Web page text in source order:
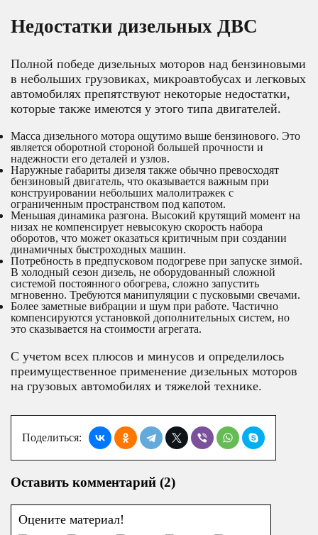
Недостатки дизельных ДВС
Полной победе дизельных моторов над бензиновыми
в небольших грузовиках, микроавтобусах и легковых
автомобилях препятствуют некоторые недостатки,
которые также имеются у этого типа двигателей.
Масса дизельного мотора ощутимо выше бензинового. Это
является оборотной стороной большей прочности и
надежности его деталей и узлов.
Наружные габариты дизеля также обычно превосходят
бензиновый двигатель, что оказывается важным при
конструировании небольших малолитражек с
ограниченным пространством под капотом.
Меньшая динамика разгона. Высокий крутящий момент на
низах не компенсирует невысокую скорость набора
оборотов, что может оказаться критичным при создании
динамичных быстроходных машин.
Потребность в предпусковом подогреве при запуске зимой.
В холодный сезон дизель, не оборудованный сложной
системой постоянного обогрева, сложно запустить
мгновенно. Требуются манипуляции с пусковыми свечами.
Более заметные вибрации и шум при работе. Частично
компенсируются установкой дополнительных систем, но
это сказывается на стоимости агрегата.
С учетом всех плюсов и минусов и определилось
преимущественное применение дизельных моторов
на грузовых автомобилях и тяжелой технике.
Поделиться:
Оставить комментарий (2)
Оцените материал!